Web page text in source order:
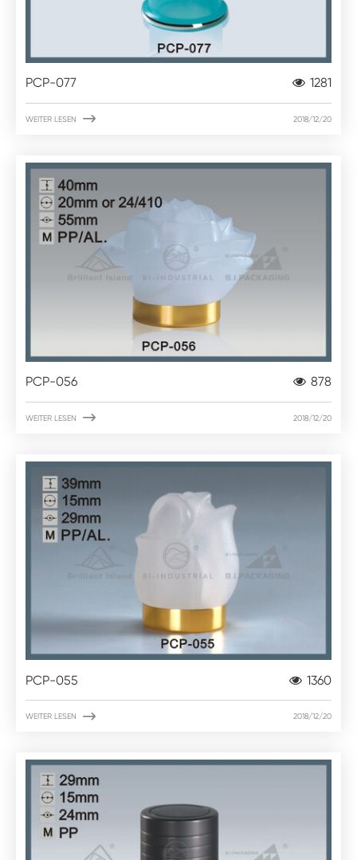
PCP-077 1281
WEITER LESEN  2018/12/20
PCP-056 878
WEITER LESEN  2018/12/20
PCP-055 1360
WEITER LESEN  2018/12/20